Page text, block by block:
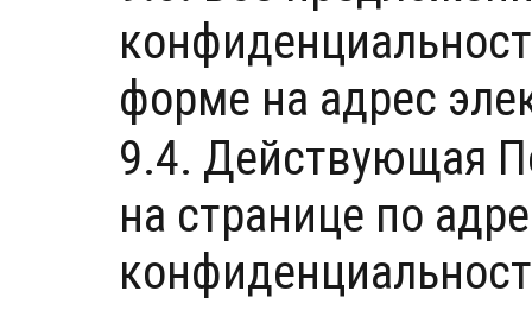
форме на адрес
9.4. Действующая
на странице по